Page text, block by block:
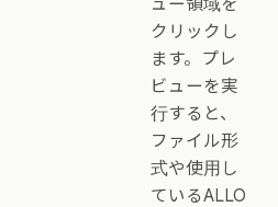
クリックし
ます。プレ
ビューを実
行すると、
ファイル形
式や使用し
ているALLO